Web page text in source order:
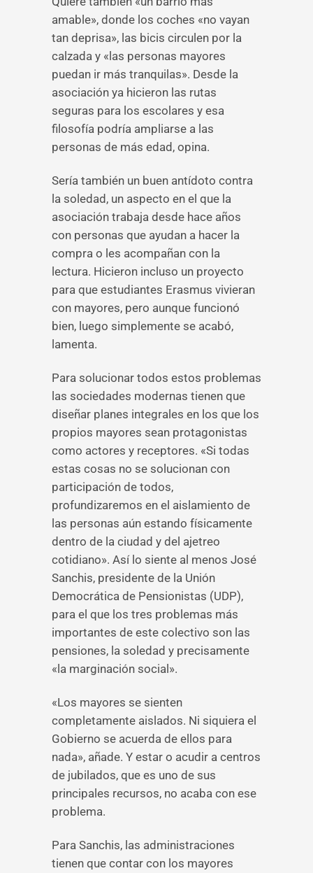
amable», donde los coches «no vayan
tan deprisa», las bicis circulen por la
calzada y «las personas mayores
puedan ir más tranquilas». Desde la
asociación ya hicieron las rutas
seguras para los escolares y esa
filosofía podría ampliarse a las
personas de más edad, opina.
Sería también un buen antídoto contra
la soledad, un aspecto en el que la
asociación trabaja desde hace años
con personas que ayudan a hacer la
compra o les acompañan con la
lectura. Hicieron incluso un proyecto
para que estudiantes Erasmus vivieran
con mayores, pero aunque funcionó
bien, luego simplemente se acabó,
lamenta.
Para solucionar todos estos problemas
las sociedades modernas tienen que
diseñar planes integrales en los que los
propios mayores sean protagonistas
como actores y receptores. «Si todas
estas cosas no se solucionan con
participación de todos,
profundizaremos en el aislamiento de
las personas aún estando físicamente
dentro de la ciudad y del ajetreo
cotidiano». Así lo siente al menos José
Sanchis, presidente de la Unión
Democrática de Pensionistas (UDP),
para el que los tres problemas más
importantes de este colectivo son las
pensiones, la soledad y precisamente
«la marginación social».
«Los mayores se sienten
completamente aislados. Ni siquiera el
Gobierno se acuerda de ellos para
nada», añade. Y estar o acudir a centros
de jubilados, que es uno de sus
principales recursos, no acaba con ese
problema.
Para Sanchis, las administraciones
tienen que contar con los mayores